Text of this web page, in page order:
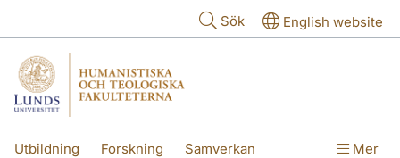
Sök English website
Utbildning Forskning Samverkan Mer